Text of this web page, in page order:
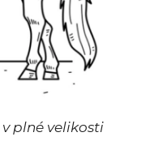
plné velikosti